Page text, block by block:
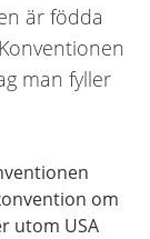
är födda
man fyller
om
utom USA